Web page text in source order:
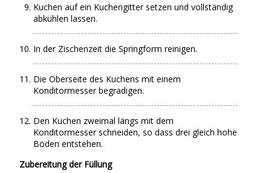
Kuchen auf ein Kuchengitter setzen und vollständig
abkühlen lassen.
In der Zischenzeit die Springform reinigen.
Die Oberseite des Kuchens mit einem
Konditormesser begradigen.
Den Kuchen zweimal längs mit dem
Konditormesser schneiden, so dass drei gleich hohe
Böden entstehen.
Zubereitung der Füllung